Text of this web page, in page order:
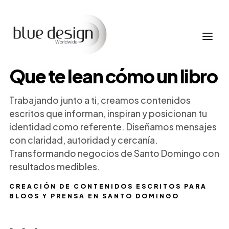
CREACIÓN DE CONTENIDOS ESCRITOS PARA
BLOGS Y PRENSA EN SANTO DOMINGO
Que te lean cómo un libro
Trabajando junto a ti, creamos contenidos
escritos que informan, inspiran y posicionan tu
identidad como referente. Diseñamos mensajes
con claridad, autoridad y cercanía.
Transformando negocios de Santo Domingo con
resultados medibles.